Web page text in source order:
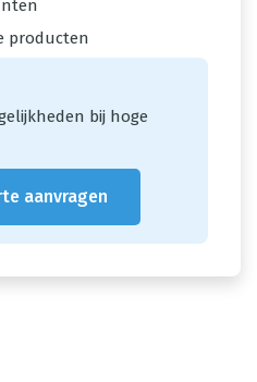
producten
bij hoge
aanvragen